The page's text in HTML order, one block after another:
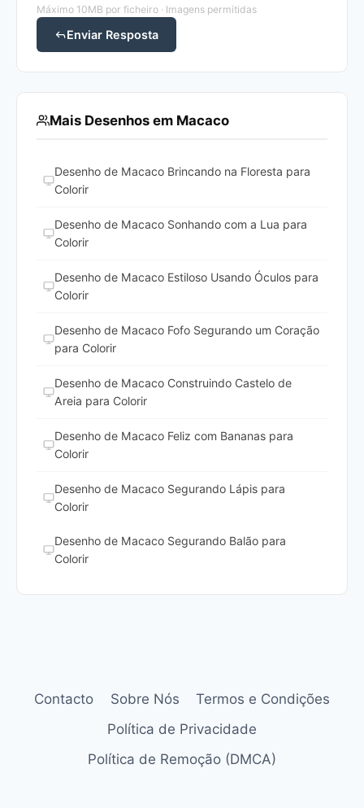
Máximo 10MB por ficheiro · Imagens permitidas
Enviar Resposta
Mais Desenhos em Macaco
Desenho de Macaco Brincando na Floresta para
Colorir
Desenho de Macaco Sonhando com a Lua para
Colorir
Desenho de Macaco Estiloso Usando Óculos para
Colorir
Desenho de Macaco Fofo Segurando um Coração
para Colorir
Desenho de Macaco Construindo Castelo de
Areia para Colorir
Desenho de Macaco Feliz com Bananas para
Colorir
Desenho de Macaco Segurando Lápis para
Colorir
Desenho de Macaco Segurando Balão para
Colorir
Contacto Sobre Nós
Termos e Condições
Política de Privacidade
Política de Remoção (DMCA)